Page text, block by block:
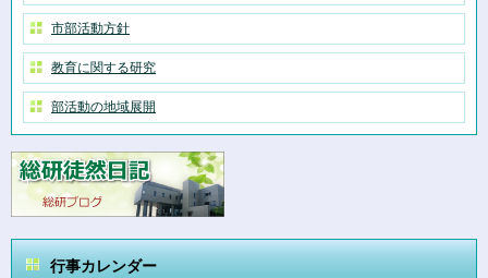
市部活動方針
教育に関する研究
部活動の地域展開
行事カレンダー